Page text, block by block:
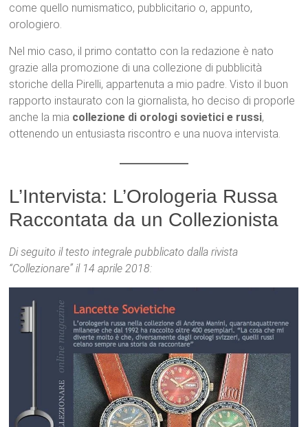
come quello numismatico, pubblicitario o, appunto,
orologiero.
Nel mio caso, il primo contatto con la redazione è nato
grazie alla promozione di una collezione di pubblicità
storiche della Pirelli, appartenuta a mio padre. Visto il buon
rapporto instaurato con la giornalista, ho deciso di proporle
anche la mia collezione di orologi sovietici e russi,
ottenendo un entusiasta riscontro e una nuova intervista.
L’Intervista: L’Orologeria Russa
Raccontata da un Collezionista
Di seguito il testo integrale pubblicato dalla rivista
“Collezionare” il 14 aprile 2018: